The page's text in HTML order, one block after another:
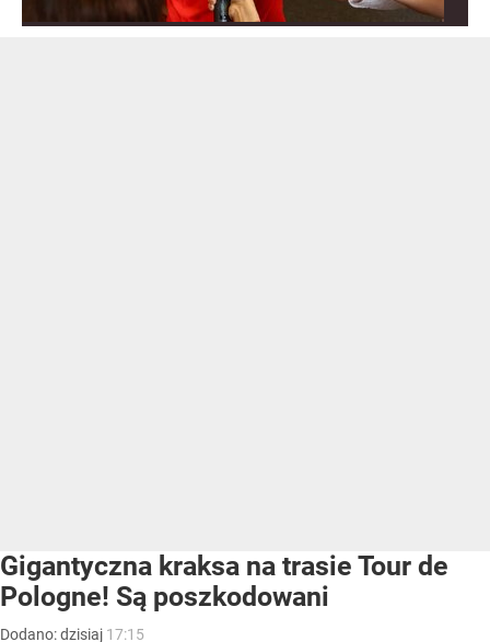
Gigantyczna kraksa na trasie Tour de
Pologne! Są poszkodowani
Dodano:dzisiaj 17:15